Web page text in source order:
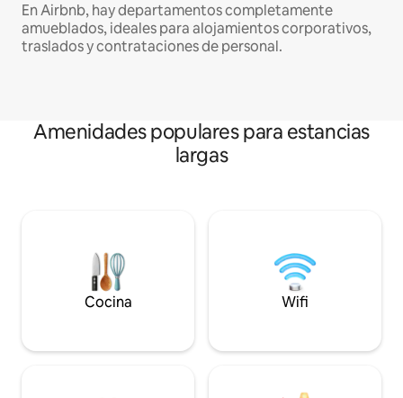
En Airbnb, hay departamentos completamente
amueblados, ideales para alojamientos corporativos,
traslados y contrataciones de personal.
Amenidades populares para estancias
largas
Cocina Wifi